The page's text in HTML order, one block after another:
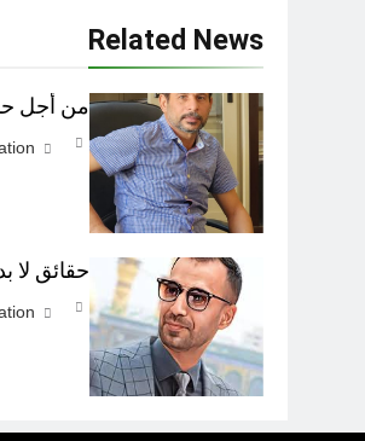
Related News
من أجل
حقائق لا